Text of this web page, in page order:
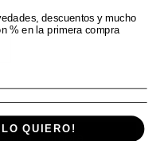
compra
descuentos y mucho
% en la primera compra
QUIERO!